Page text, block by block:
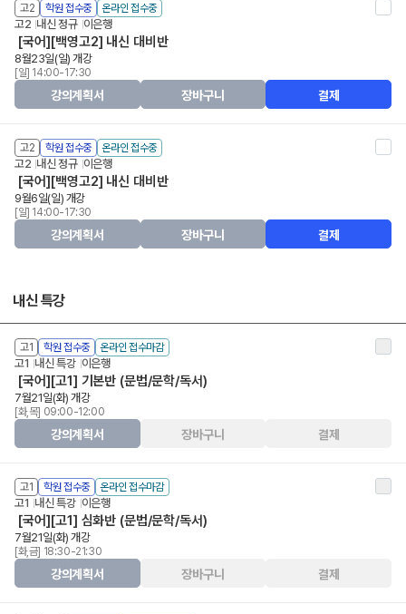
고2 학원 접수중 온라인 접수중
고2 내신 정규 이은행
[국어][백영고2] 내신 대비반
8월23일(일) 개강
[일] 14:00-17:30
강의계획서 장바구니 결제
고2 학원 접수중 온라인 접수중
고2 내신 정규 이은행
[국어][백영고2] 내신 대비반
9월6일(일) 개강
[일] 14:00-17:30
강의계획서 장바구니 결제
내신 특강
고1 학원 접수중 온라인 접수마감
고1 내신 특강 이은행
[국어][고1] 기본반 (문법/문학/독서)
7월21일(화) 개강
[화,목] 09:00-12:00
강의계획서 장바구니 결제
고1 학원 접수중 온라인 접수마감
고1 내신 특강 이은행
[국어][고1] 심화반 (문법/문학/독서)
7월21일(화) 개강
[화,금] 18:30-21:30
강의계획서 장바구니 결제